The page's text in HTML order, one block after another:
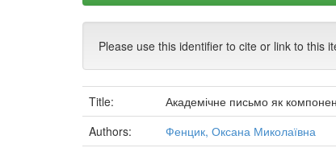
Please use this identifier to cite or link to this
Title:
Академічне письмо як
Authors:
Фенцик, Оксана Миколаївна